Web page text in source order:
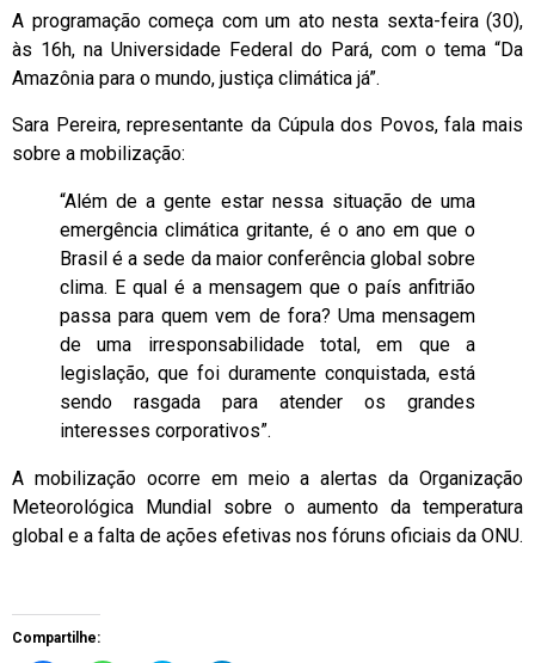
A programação começa com um ato nesta sexta-feira (30),
às 16h, na Universidade Federal do Pará, com o tema “Da
Amazônia para o mundo, justiça climática já”.
Sara Pereira, representante da Cúpula dos Povos, fala mais
sobre a mobilização:
“Além de a gente estar nessa situação de uma
emergência climática gritante, é o ano em que o
Brasil é a sede da maior conferência global sobre
clima. E qual é a mensagem que o país anfitrião
passa para quem vem de fora? Uma mensagem
de uma irresponsabilidade total, em que a
legislação, que foi duramente conquistada, está
sendo rasgada para atender os grandes
interesses corporativos”.
A mobilização ocorre em meio a alertas da Organização
Meteorológica Mundial sobre o aumento da temperatura
global e a falta de ações efetivas nos fóruns oficiais da ONU.
Compartilhe: